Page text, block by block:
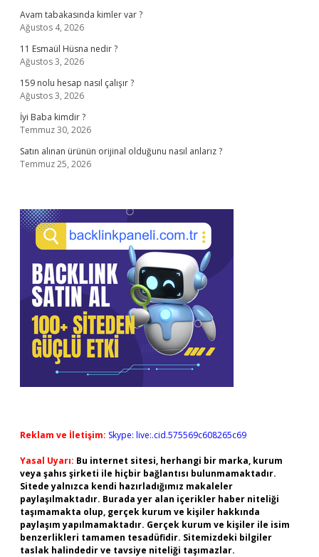
Avam tabakasında kimler var ?
Ağustos 4, 2026
11 Esmaül Hüsna nedir ?
Ağustos 3, 2026
159 nolu hesap nasıl çalışır ?
Ağustos 3, 2026
İyi Baba kimdir ?
Temmuz 30, 2026
Satın alınan ürünün orijinal olduğunu nasıl anlarız ?
Temmuz 25, 2026
Reklam ve İletişim: Skype: live:.cid.575569c608265c69
Yasal Uyarı: Bu internet sitesi, herhangi bir marka, kurum
veya şahıs şirketi ile hiçbir bağlantısı bulunmamaktadır.
Sitede yalnızca kendi hazırladığımız makaleler
paylaşılmaktadır. Burada yer alan içerikler haber niteliği
taşımamakta olup, gerçek kurum ve kişiler hakkında
paylaşım yapılmamaktadır. Gerçek kurum ve kişiler ile isim
benzerlikleri tamamen tesadüfidir. Sitemizdeki bilgiler
taslak halindedir ve tavsiye niteliği taşımazlar.